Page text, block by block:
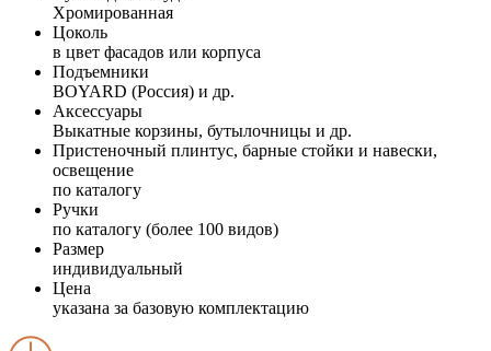
Хромированная
Цоколь
в цвет фасадов или корпуса
Подъемники
BOYARD (Россия) и др.
Аксессуары
Выкатные корзины, бутылочницы и др.
Пристеночный плинтус, барные стойки и навески,
освещение
по каталогу
Ручки
по каталогу (более 100 видов)
Размер
индивидуальный
Цена
указана за базовую комплектацию